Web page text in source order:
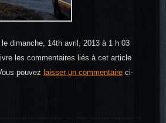
dimanche, 14th avril, 2013 à 1 h 03
les commentaires liés à cet article
pouvez laisser un commentaire ci-